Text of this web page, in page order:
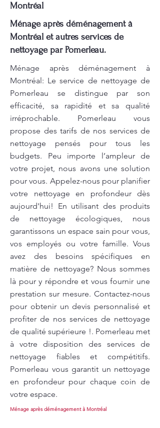
Montréal
Ménage après déménagement à
Montréal et autres services de
nettoyage par Pomerleau.
Ménage après déménagement à
Montréal: Le service de nettoyage de
Pomerleau se distingue par son
efficacité, sa rapidité et sa qualité
irréprochable. Pomerleau vous
propose des tarifs de nos services de
nettoyage pensés pour tous les
budgets. Peu importe l’ampleur de
votre projet, nous avons une solution
pour vous. Appelez-nous pour planifier
votre nettoyage en profondeur dès
aujourd'hui! En utilisant des produits
de nettoyage écologiques, nous
garantissons un espace sain pour vous,
vos employés ou votre famille. Vous
avez des besoins spécifiques en
matière de nettoyage? Nous sommes
là pour y répondre et vous fournir une
prestation sur mesure. Contactez-nous
pour obtenir un devis personnalisé et
profiter de nos services de nettoyage
de qualité supérieure !. Pomerleau met
à votre disposition des services de
nettoyage fiables et compétitifs.
Pomerleau vous garantit un nettoyage
en profondeur pour chaque coin de
votre espace.
Ménage après déménagement à Montréal